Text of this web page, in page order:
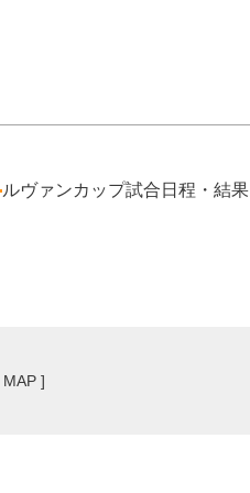
ルヴァンカップ試合日程・結果
MAP ]